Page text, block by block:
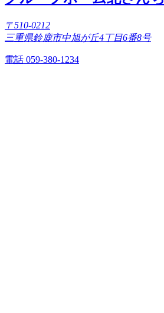
〒510-0212
三重県鈴鹿市中旭が丘4丁目6番8号
電話 059-380-1234